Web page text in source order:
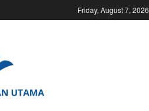
Friday, August 7, 2026